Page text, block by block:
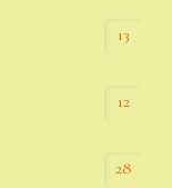
13
12
28